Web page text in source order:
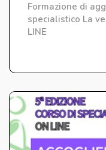
Formazione di
specialistico La
LINE